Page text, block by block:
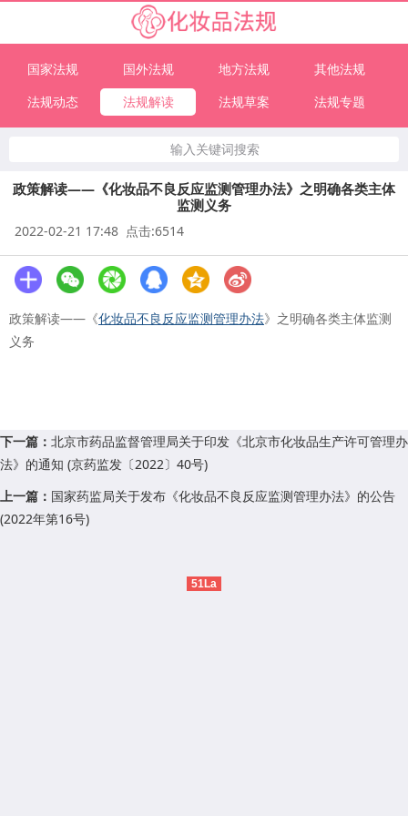
国家法规 国外法规 地方法规
其他法规
法规动态
法规解读 法规草案 法规专题
输入关键词搜索
政策解读——《化妆品不良反应监测管理办法》之明确各类主体
监测义务
2022-02-21 17:48 点击:6514
政策解读——《化妆品不良反应监测管理办法》之明确各类主体监测
义务
下一篇： 北京市药品监督管理局关于印发《北京市化妆品生产许可管理办
法》的通知 (京药监发〔2022〕40号)
上一篇： 国家药监局关于发布《化妆品不良反应监测管理办法》的公告
(2022年第16号)
51La